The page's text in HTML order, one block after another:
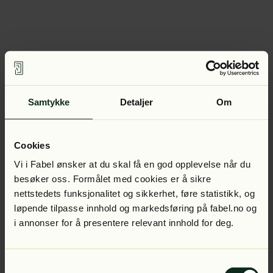
Samtykke Detaljer Om
Cookies
Vi i Fabel ønsker at du skal få en god opplevelse når du
besøker oss. Formålet med cookies er å sikre
nettstedets funksjonalitet og sikkerhet, føre statistikk, og
løpende tilpasse innhold og markedsføring på fabel.no og
i annonser for å presentere relevant innhold for deg.